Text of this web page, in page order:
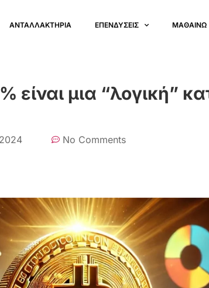
ΑΝΤΑΛΛΑΚΤΗΡΙΑ ΕΠΕΝΔΥΣΕΙΣ ΜΑΘΑΙΝΩ
είναι μια “λογική”
No Comments